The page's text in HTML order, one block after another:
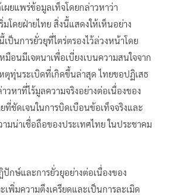
ยแพร่ข้อมูลเท็จโดยกล่าวหาว่า
มโดยฝ่ายไทย สิ่งนี้แสดงให้เห็นอย่าง
ป็นการยั่วยุที่ไตร่ตรองไว้ล่วงหน้าโดย
มือนมีเจตนาเพื่อเบี่ยงเบนความสนใจจาก
ตุทุ่นระเบิดที่เกิดขึ้นล่าสุด ไทยขอปฏิเสธ
วหาที่ไร้มูลความจริงอย่างต่อเนื่องของ
ที่ชัดเจนในการบิดเบือนข้อเท็จจริงและ
มน่าเชื่อถือของประเทศไทย ในประชาคม
กษ์และการยั่วยุอย่างต่อเนื่องของ
พิ่มความตึงเครียดและเป็นการละเมิด